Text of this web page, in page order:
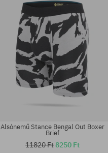
Alsónemű Stance Bengal Out Boxer
Brief
11820 Ft8250 Ft